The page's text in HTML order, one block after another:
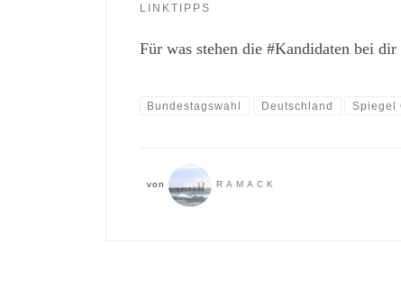
LINKTIPPS
Für was stehen die #Kandidaten bei
Bundestagswahl Deutschland Spiegel
von RAMACK